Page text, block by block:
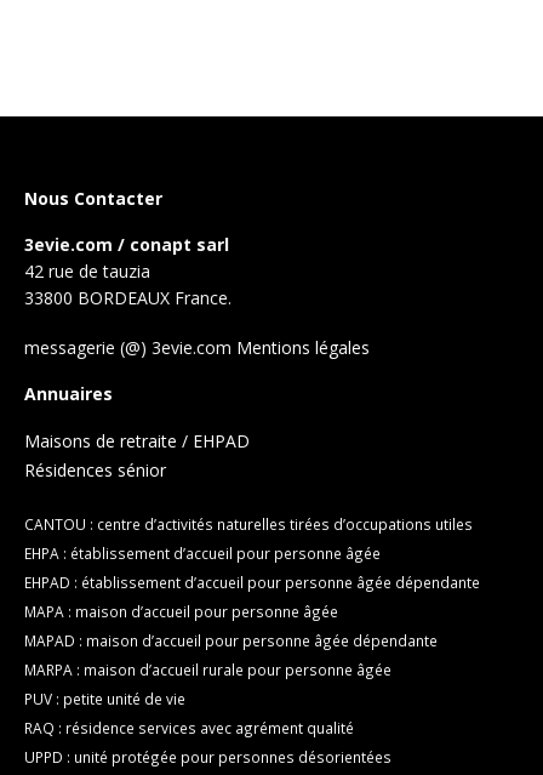
Nous Contacter
3evie.com / conapt sarl
42 rue de tauzia
33800 BORDEAUX France.
messagerie (@) 3evie.com Mentions légales
Annuaires
Maisons de retraite / EHPAD
Résidences sénior
CANTOU : centre d’activités naturelles tirées d’occupations utiles
EHPA : établissement d’accueil pour personne âgée
EHPAD : établissement d’accueil pour personne âgée dépendante
MAPA : maison d’accueil pour personne âgée
MAPAD : maison d’accueil pour personne âgée dépendante
MARPA : maison d’accueil rurale pour personne âgée
PUV : petite unité de vie
RAQ : résidence services avec agrément qualité
UPPD : unité protégée pour personnes désorientées